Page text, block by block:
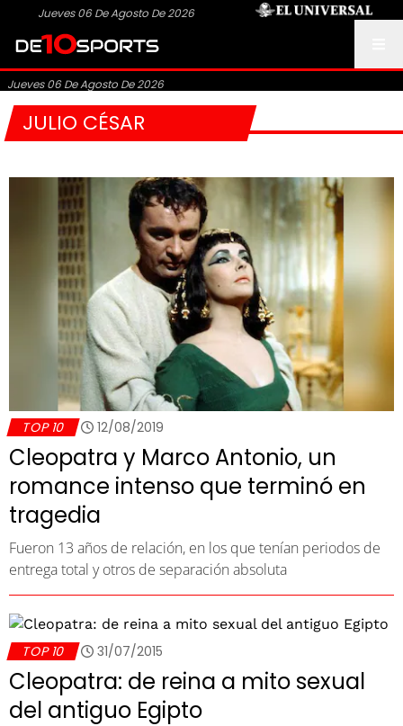
Jueves 06 De Agosto De 2026
Jueves 06 De Agosto De 2026
JULIO CÉSAR
TOP 10 12/08/2019
Cleopatra y Marco Antonio, un
romance intenso que terminó en
tragedia
Fueron 13 años de relación, en los que tenían periodos de
entrega total y otros de separación absoluta
TOP 10 31/07/2015
Cleopatra: de reina a mito sexual
del antiguo Egipto